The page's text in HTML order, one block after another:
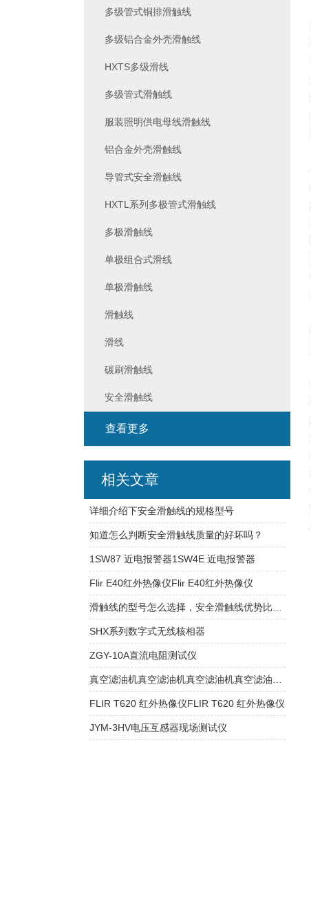
多级管式铜排滑触线
多级铝合金外壳滑触线
HXTS多级滑线
多级管式滑触线
服装照明供电母线滑触线
铝合金外壳滑触线
导管式安全滑触线
HXTL系列多极管式滑触线
多极滑触线
单极组合式滑线
单极滑触线
滑触线
滑线
碳刷滑触线
安全滑触线
查看更多
相关文章
详细介绍下安全滑触线的规格型号
知道怎么判断安全滑触线质量的好坏吗？
1SW87 近电报警器1SW4E 近电报警器
Flir E40红外热像仪Flir E40红外热像仪
SHX系列数字式无线核相器
ZGY-10A直流电阻测试仪
FLIR T620 红外热像仪FLIR T620 红外热像仪
JYM-3HV电压互感器现场测试仪